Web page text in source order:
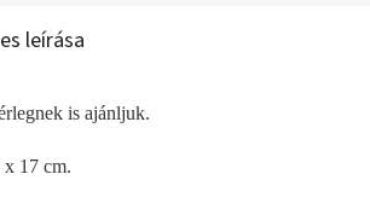
leírása
is ajánljuk.
17 cm.